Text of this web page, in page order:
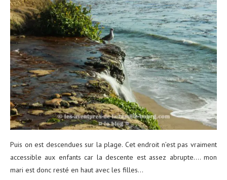
Puis on est descendues sur la plage. Cet endroit n’est pas vraiment
accessible aux enfants car la descente est assez abrupte…. mon
mari est donc resté en haut avec les filles…